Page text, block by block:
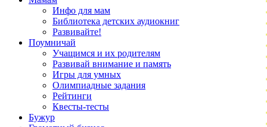
Инфо для мам
Библиотека детских аудиокниг
Развивайте!
Поумничай
Учащимся и их родителям
Развивай внимание и память
Игры для умных
Олимпиадные задания
Рейтинги
Квесты-тесты
Бужур